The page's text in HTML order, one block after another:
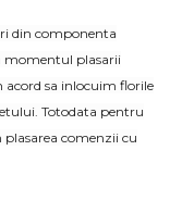
din componenta
momentul plasarii
sa inlocuim florile
Totodata pentru
comenzii cu